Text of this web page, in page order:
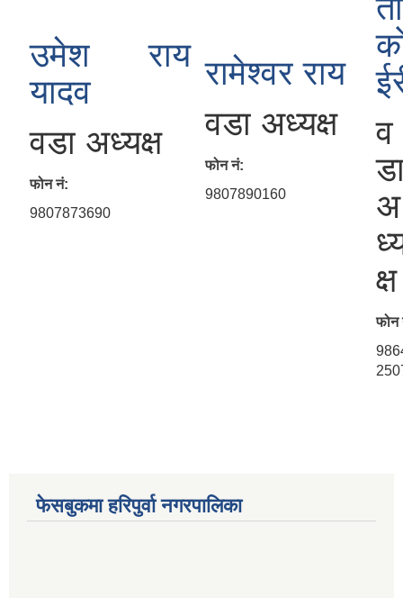
उमेश राय
यादव
वडा अध्यक्ष
फोन नं:
9807873690
रामेश्‍वर राय
वडा अध्यक्ष
फोन नं:
9807890160
तो
व
अ
क्ष
फोन
फेसबुकमा हरिपुर्वा नगरपालिका